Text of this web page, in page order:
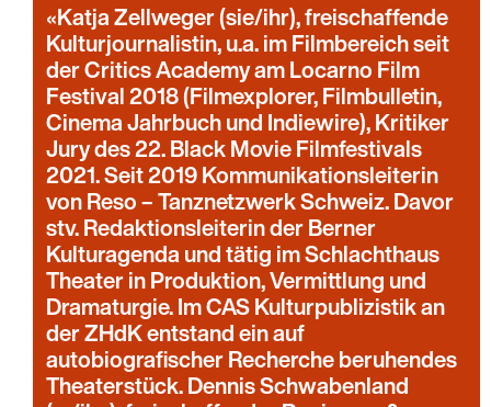
Katja Zellweger (sie/ihr), freischaffende
Kulturjournalistin, u.a. im Filmbereich seit
der Critics Academy am Locarno Film
Festival 2018 (Filmexplorer, Filmbulletin,
Cinema Jahrbuch und Indiewire), Kritiker
Jury des 22. Black Movie Filmfestivals
2021. Seit 2019 Kommunikationsleiterin
von Reso – Tanznetzwerk Schweiz. Davor
stv. Redaktionsleiterin der Berner
Kulturagenda und tätig im Schlachthaus
Theater in Produktion, Vermittlung und
Dramaturgie. Im CAS Kulturpublizistik an
der ZHdK entstand ein auf
autobiografischer Recherche beruhendes
Theaterstück. Dennis Schwabenland